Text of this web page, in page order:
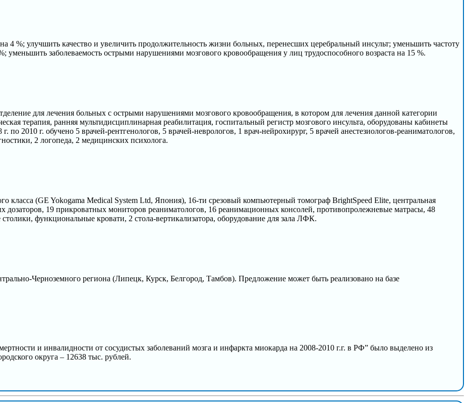
4 %; улучшить качество и увеличить продолжительность жизни больных, перенесших церебральный инсульт; уменьшить частоту
заболеваемость острыми нарушениями мозгового кровообращения у лиц трудоспособного возраста на 15 %.
для лечения больных с острыми нарушениями мозгового кровообращения, в котором для лечения данной категории
терапия, ранняя мультидисциплинарная реабилитация, госпитальный регистр мозгового инсульта, оборудованы кабинеты
по 2010 г. обучено 5 врачей-рентгенологов, 5 врачей-неврологов, 1 врач-нейрохирург, 5 врачей анестезиологов-реаниматологов,
2 логопеда, 2 медицинских психолога.
класса (GE Yokogama Medical System Ltd, Япония), 16-ти срезовый компьютерный томограф BrightSpeed Elite, центральная
19 прикроватных мониторов реаниматологов, 16 реанимационных консолей, противопролежневые матрасы, 48
функциональные кровати, 2 стола-вертикализатора, оборудование для зала ЛФК.
Черноземного региона (Липецк, Курск, Белгород, Тамбов). Предложение может быть реализовано на базе
и инвалидности от сосудистых заболеваний мозга и инфаркта миокарда на 2008-2010 г.г. в РФ” было выделено из
округа – 12638 тыс. рублей.